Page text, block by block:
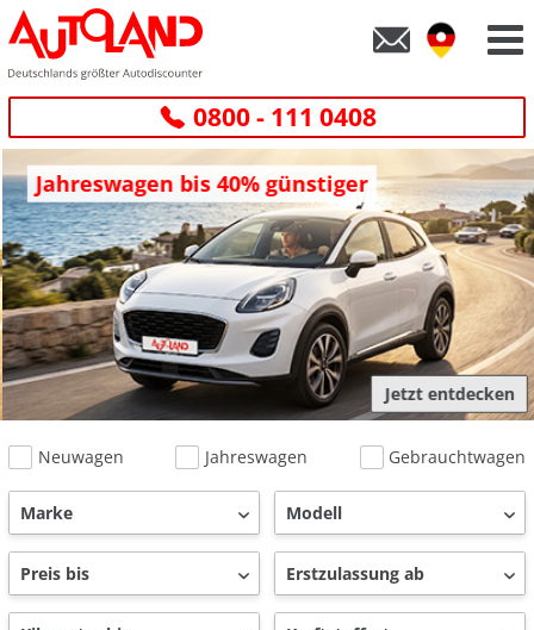
0800 - 111 0408
Neuwagen Jahreswagen Gebrauchtwagen
Jahreswagen bis 40% günstiger
Jetzt entdecken